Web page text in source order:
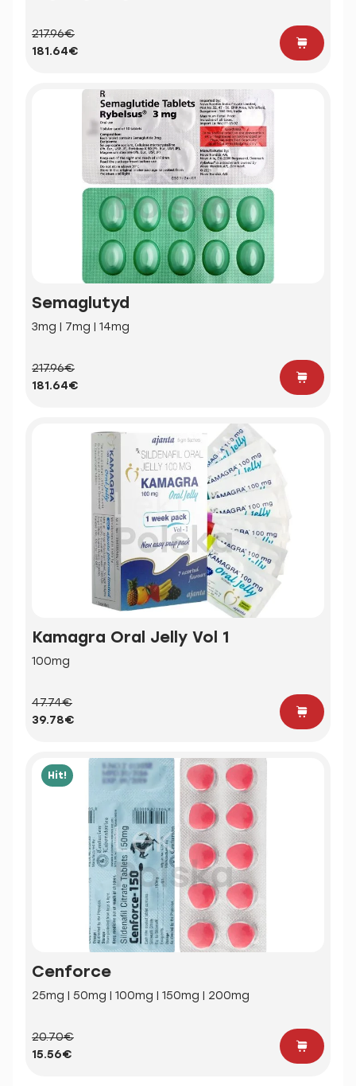
217.96€
181.64€
Semaglutyd
3mg | 7mg | 14mg
217.96€
181.64€
Kamagra Oral Jelly Vol 1
100mg
47.74€
39.78€
Hit!
Cenforce
25mg | 50mg | 100mg | 150mg | 200mg
20.70€
15.56€